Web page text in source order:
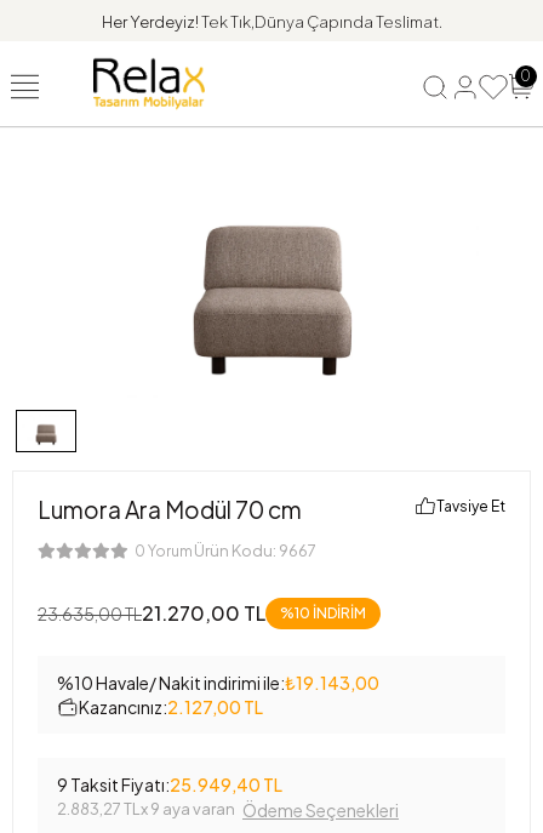
Her Yerdeyiz!Tek Tık,Dünya Çapında Teslimat.
0
Lumora Ara Modül 70 cm
0 Yorum Ürün Kodu: 9667
Tavsiye Et
23.635,00 TL21.270,00 TL %10 İNDİRİM
%10 Havale/ Nakit indirimi ile:₺19.143,00
Kazancınız:2.127,00 TL
9 Taksit Fiyatı:25.949,40 TL
2.883,27 TL x 9 aya varan Ödeme Seçenekleri